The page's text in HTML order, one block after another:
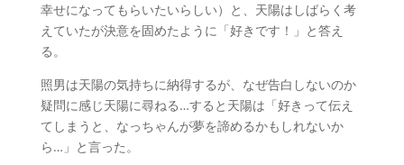
幸せになってもらいたいらしい）と、天陽はしばらく考
えていたが決意を固めたように「好きです！」と答え
る。
照男は天陽の気持ちに納得するが、なぜ告白しないのか
疑問に感じ天陽に尋ねる…すると天陽は「好きって伝え
てしまうと、なっちゃんが夢を諦めるかもしれないか
ら…」と言った。